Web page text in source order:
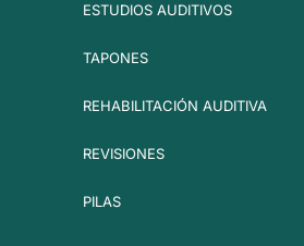
ESTUDIOS AUDITIVOS
TAPONES
REHABILITACIÓN AUDITIVA
REVISIONES
PILAS